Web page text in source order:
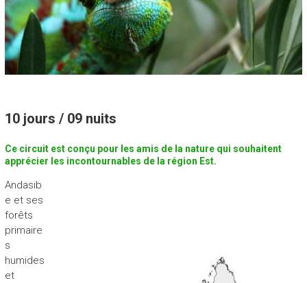
P
E
H
A
I
A
“
N
o
10 jours / 09 nuits
Ce circuit est conçu pour les amis de la nature qui souhaitent
apprécier les incontournables de la région Est.
Andasib
e et ses
forêts
primaire
s
humides
et